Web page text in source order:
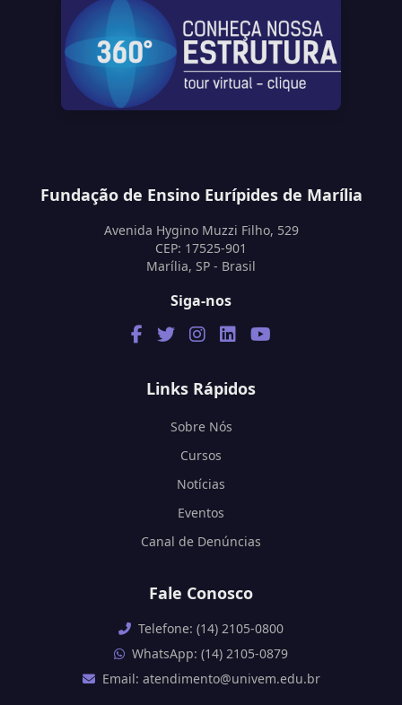
Fundação de Ensino Eurípides de Marília
Avenida Hygino Muzzi Filho, 529
CEP: 17525-901
Marília, SP - Brasil
Siga-nos
Links Rápidos
Sobre Nós
Cursos
Notícias
Eventos
Canal de Denúncias
Fale Conosco
Telefone: (14) 2105-0800
WhatsApp: (14) 2105-0879
Email: atendimento@univem.edu.br